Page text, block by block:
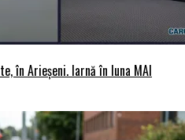
în Arieșeni. Iarnă în luna MAI